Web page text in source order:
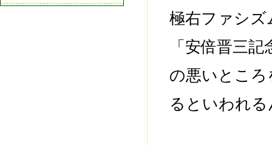
極右ファシズ
「安倍晋三
の悪いとこ
るといわれ